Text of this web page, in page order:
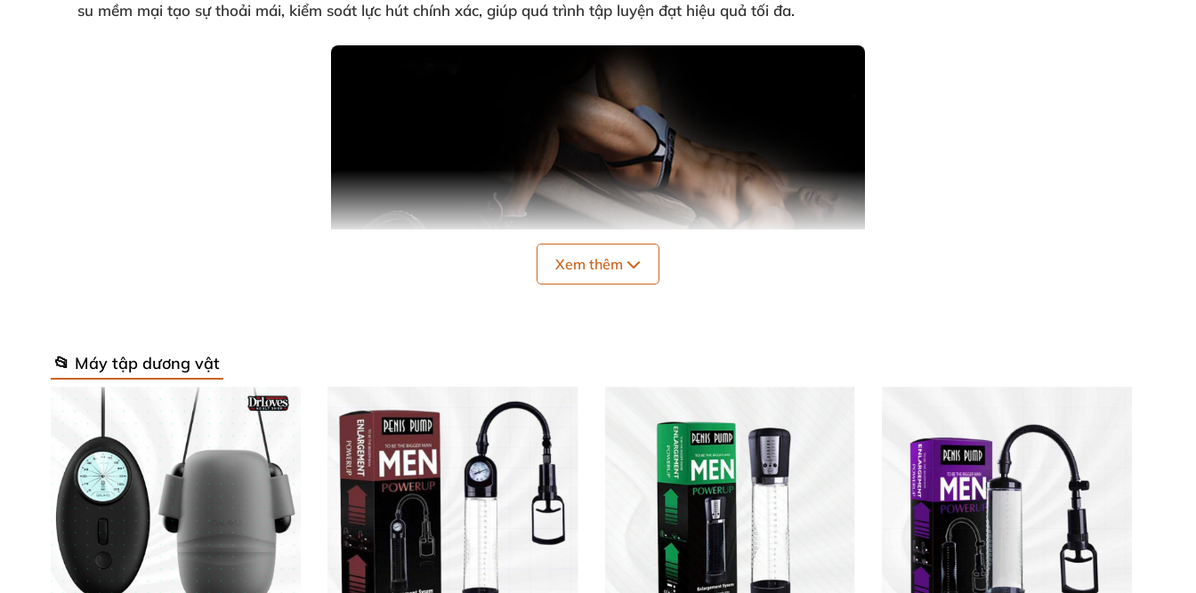
su mềm mại tạo sự thoải mái, kiểm soát lực hút chính xác, giúp quá trình tập luyện đạt hiệu quả tối đa.
Xem thêm
📂 Máy tập dương vật